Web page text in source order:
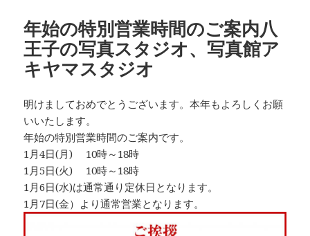
ー
年始の特別営業時間のご案内八
王子の写真スタジオ、写真館ア
キヤマスタジオ
明けましておめでとうございます。本年もよろしくお願
いいたします。
年始の特別営業時間のご案内です。
1月4日(月) 10時～18時
1月5日(火) 10時～18時
1月6日(水)は通常通り定休日となります。
1月7日(金）より通常営業となります。